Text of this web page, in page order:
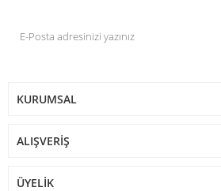
KURUMSAL
ALIŞVERİŞ
ÜYELİK